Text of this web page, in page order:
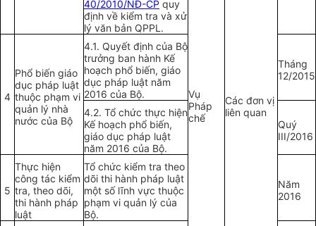
Vụ
Pháp
chế
Các đơn vị
liên quan
40/2010/NĐ-CP quy
định về kiểm tra và xử
lý văn bản QPPL.
4
Phổ biến giáo
dục pháp luật
thuộc phạm vi
quản lý nhà
nước của Bộ
4.1. Quyết định của Bộ
trưởng ban hành Kế
hoạch phổ biến, giáo
dục pháp luật năm
2016 của Bộ.
Tháng
12/2015
4.2. Tổ chức thực hiện
Kế hoạch phổ biến,
giáo dục pháp luật
năm 2016 của Bộ.
Quý
III/2016
5
Thực hiện
công tác kiểm
tra, theo dõi,
thi hành pháp
luật
Tổ chức kiểm tra theo
dõi thi hành pháp luật
một số lĩnh vực thuộc
phạm vi quản lý của
Bộ.
Năm
2016